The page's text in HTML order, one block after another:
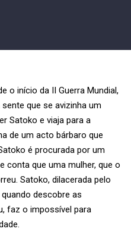
o início da II Guerra Mundial,
que se avizinha um
Satoko e viaja para a
de um acto bárbaro que
é procurada por um
conta que uma mulher, que o
Satoko, dilacerada pelo
descobre as
faz o impossível para